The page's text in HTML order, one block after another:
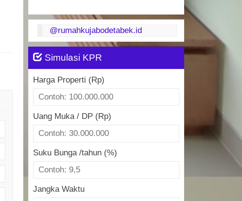
@rumahkujabodetabek.id
Simulasi KPR
Harga Properti (Rp)
Uang Muka / DP (Rp)
Suku Bunga /tahun (%)
Jangka Waktu